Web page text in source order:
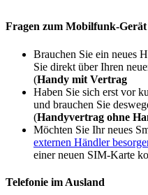
Fragen zum Mobilfunk-Gerät
Brauchen Sie ein neues
Sie direkt über Ihren
(Handy mit Vertrag
Haben Sie sich erst vor
und brauchen Sie
(Handyvertrag ohne
Möchten Sie Ihr neues
externen Händler
einer neuen SIM-Karte
Telefonie im Ausland